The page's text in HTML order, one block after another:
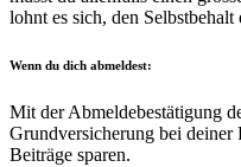
lohnt es sich, den Selbstbehalt
Wenn du dich abmeldest:
Mit der Abmeldebestätigung
Grundversicherung bei deiner
Beiträge sparen.